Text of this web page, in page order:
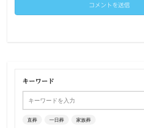
キーワード
直葬 一日葬 家族葬